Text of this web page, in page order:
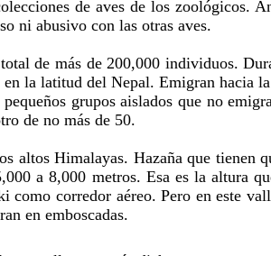
de aves de los zoológicos.
ni abusivo con las otras aves.
de más de 200,000 individuos.
la latitud del Nepal. Emigran hacia
grupos aislados que no
de no más de 50.
Himalayas. Hazaña que tienen
a 8,000 metros. Esa es la altura
corredor aéreo. Pero en este
en emboscadas.